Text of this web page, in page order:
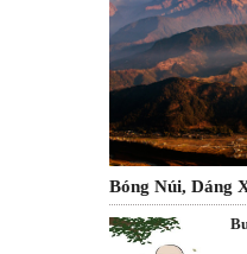
Bóng Núi, Dáng